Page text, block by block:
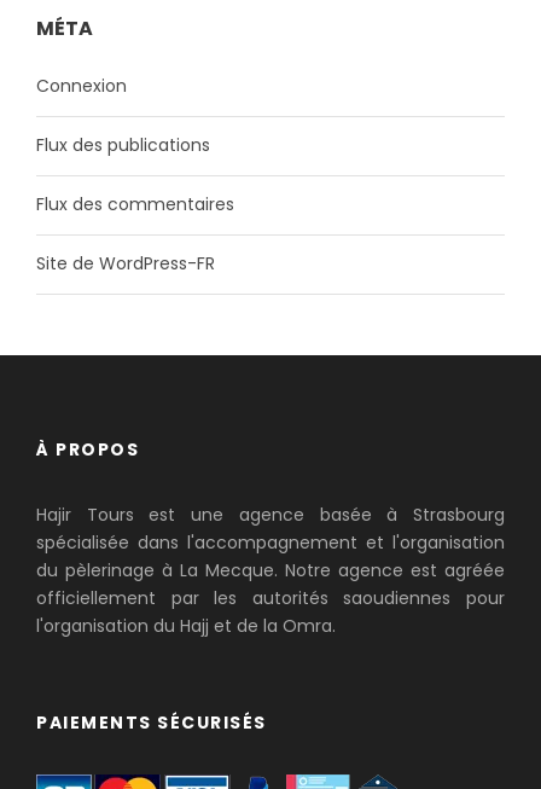
MÉTA
Connexion
Flux des publications
Flux des commentaires
Site de WordPress-FR
À PROPOS
Hajir Tours est une agence basée à Strasbourg
spécialisée dans l'accompagnement et l'organisation
du pèlerinage à La Mecque. Notre agence est agréée
officiellement par les autorités saoudiennes pour
l'organisation du Hajj et de la Omra.
PAIEMENTS SÉCURISÉS